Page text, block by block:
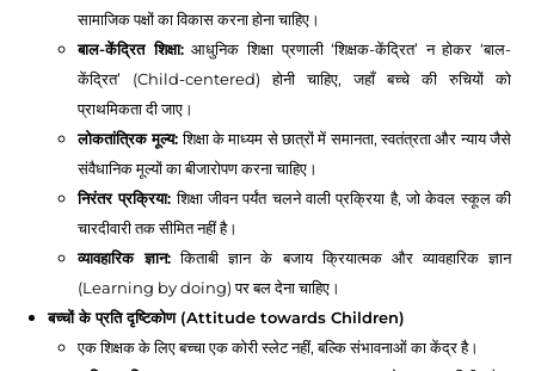
सामाजिक पक्षों का विकास करना होना चाहिए।
बाल-केंद्रित शिक्षा:आधुनिक शिक्षा प्रणाली ‘शिक्षक-केंद्रित’ न होकर ‘बाल-
केंद्रित’ (Child-centered) होनी चाहिए, जहाँ बच्चे की रुचियों को
प्राथमिकता दी जाए।
लोकतांत्रिक मूल्य:शिक्षा के माध्यम से छात्रों में समानता, स्वतंत्रता और न्याय जैसे
संवैधानिक मूल्यों का बीजारोपण करना चाहिए।
निरंतर प्रक्रिया: शिक्षा जीवन पर्यंत चलने वाली प्रक्रिया है, जो केवल स्कूल की
चारदीवारी तक सीमित नहीं है।
व्यावहारिक ज्ञान: किताबी ज्ञान के बजाय क्रियात्मक और व्यावहारिक ज्ञान
(Learning by doing) पर बल देना चाहिए।
बच्चों के प्रति दृष्टिकोण (Attitude towards Children)
एक शिक्षक के लिए बच्चा एक कोरी स्लेट नहीं, बल्कि संभावनाओं का केंद्र है।